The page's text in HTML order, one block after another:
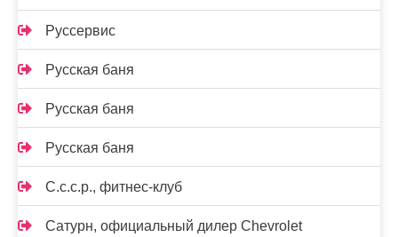
Руссервис
Русская баня
Русская баня
Русская баня
С.с.с.р., фитнес-клуб
Сатурн, официальный дилер Chevrolet